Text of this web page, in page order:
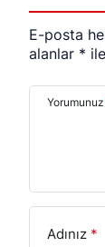
E-posta
alanlar *
Yorumunuz
Adınız *